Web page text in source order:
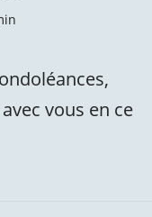
vous en ce